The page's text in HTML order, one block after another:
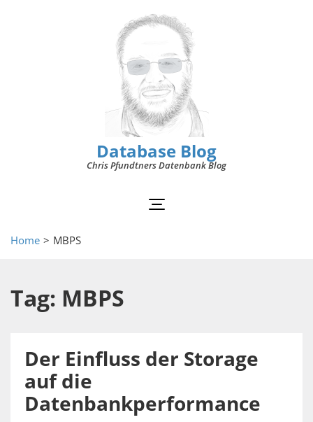
Database Blog
Chris Pfundtners Datenbank Blog
Home > MBPS
Tag: MBPS
Der Einfluss der Storage
auf die
Datenbankperformance